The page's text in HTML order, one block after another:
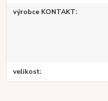
výrobce KONTAKT
velikost